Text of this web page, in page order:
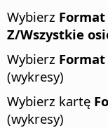
Wybierz Format
Z/Wszystkie
Wybierz Format
(wykresy)
Wybierz kartę
(wykresy)